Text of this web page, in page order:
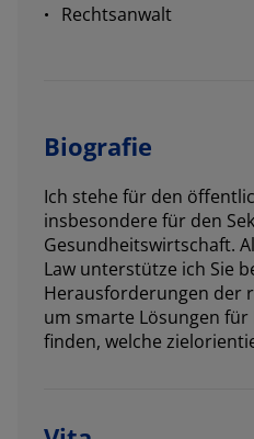
Rechtsanwalt
Biografie
Ich stehe für den
insbesondere für den
Gesundheitswirtschaft.
Law unterstütze ich Sie
Herausforderungen der
um smarte Lösungen
finden, welche